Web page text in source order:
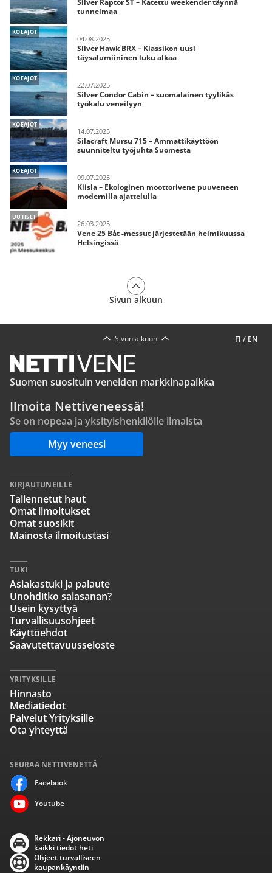
Silver Raptor ST – Katettu weekender täynnä
tunnelmaa
KOEAJOT
04.08.2025
Silver Hawk BRX – Klassikon uusi
täysalumiininen luku alkaa
KOEAJOT
22.07.2025
Silver Condor Cabin – suomalainen tyylikäs
työkalu veneilyyn
KOEAJOT
14.07.2025
Silacraft Mursu 715 – Ammattikäyttöön
suunniteltu työjuhta Suomesta
KOEAJOT
09.07.2025
Kiisla – Ekologinen moottorivene puuveneen
modernilla ajattelulla
UUTISET
26.03.2025
Vene 25 Båt -messut järjestetään helmikuussa
Helsingissä
Sivun alkuun
FI / EN
Sivun alkuun
Suomen suosituin veneiden markkinapaikka
Ilmoita Nettiveneessä!
Se on nopeaa ja yksityishenkilölle ilmaista
Myy veneesi
SEURAA NETTIVENETTÄ
Facebook
Youtube
KIRJAUTUNEILLE
Tallennetut haut
Omat ilmoitukset
Omat suosikit
Mainosta ilmoitustasi
TUKI
Asiakastuki ja palaute
Unohditko salasanan?
Usein kysyttyä
Turvallisuusohjeet
Käyttöehdot
Saavutettavuusseloste
YRITYKSILLE
Hinnasto
Mediatiedot
Palvelut Yrityksille
Ota yhteyttä
Rekkari - Ajoneuvon
kaikki tiedot heti
Ohjeet turvalliseen
kaupankäyntiin